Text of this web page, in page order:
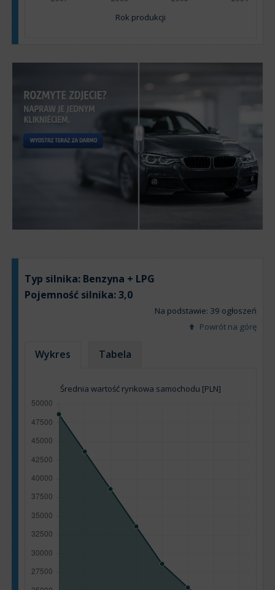
Rok produkcji
Typ silnika: Benzyna + LPG
Pojemność silnika:3,0
Na podstawie: 39 ogłoszeń
Powrót na górę
Wykres Tabela
Średnia wartość rynkowa samochodu [PLN]